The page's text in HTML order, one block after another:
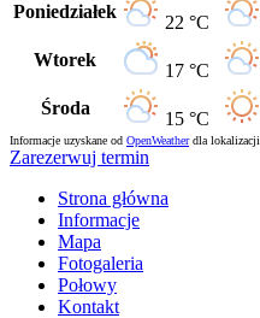
Poniedziałek
22 °C
Wtorek
17 °C
Środa
15 °C
Informacje uzyskane od OpenWeatherdla lokalizacji
Zarezerwuj termin
Strona główna
Informacje
Mapa
Fotogaleria
Połowy
Kontakt